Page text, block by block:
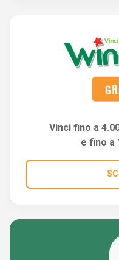
Vinci fino a
e fino a